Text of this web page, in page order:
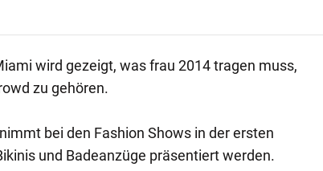
wird gezeigt, was frau 2014 tragen muss,
zu gehören.
bei den Fashion Shows in der ersten
und Badeanzüge präsentiert werden.